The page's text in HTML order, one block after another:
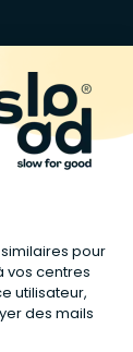
bio⋅Sapin